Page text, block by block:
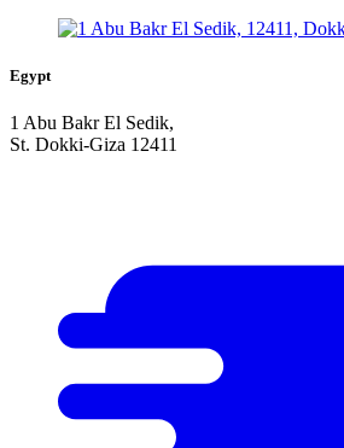
Egypt
1 Abu Bakr El Sedik,
St. Dokki-Giza 12411